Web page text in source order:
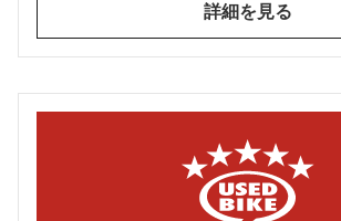
詳細を見る